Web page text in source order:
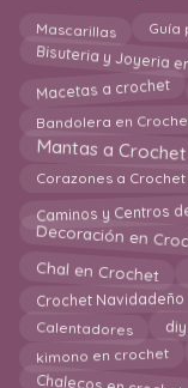
Mascarillas Guía
Bisuteria y Joyeria
Macetas a crochet
Bandolera en
Mantas a Crochet
Corazones a Crochet
Caminos y Centros
Decoración en
Chal en Crochet
Crochet Navidadeño
Calentadores diy
kimono en crochet